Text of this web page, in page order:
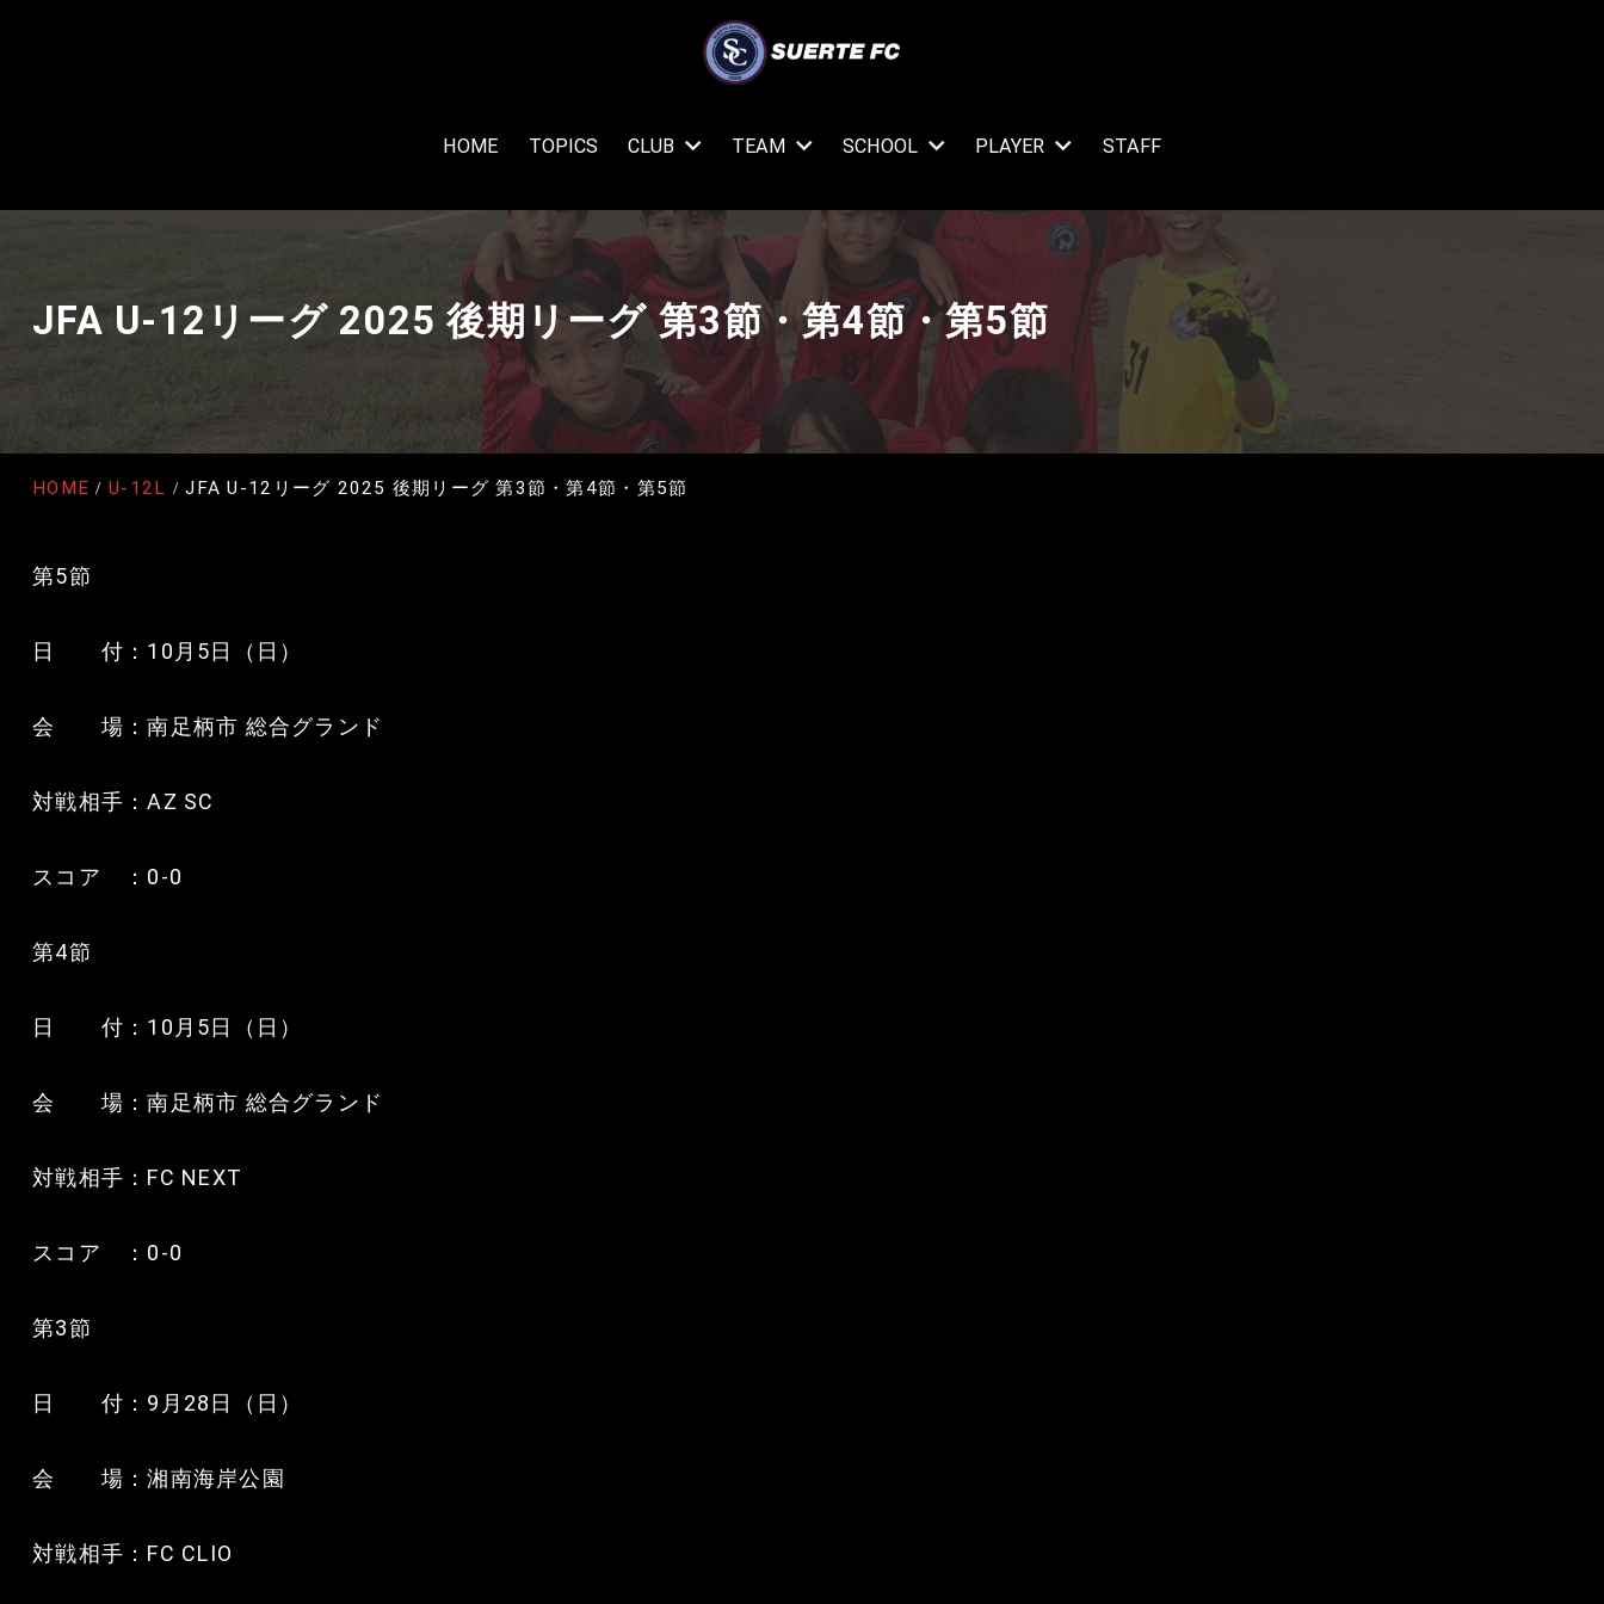
HOME TOPICS CLUB TEAM SCHOOL PLAYER STAFF
JFA U-12リーグ 2025 後期リーグ 第3節・第4節・第5節
HOME U-12L JFA U-12リーグ 2025 後期リーグ 第3節・第4節・第5節
第5節
日 付：10月5日（日）
会 場：南足柄市 総合グランド
対戦相手：AZ SC
スコア ：0-0
第4節
日 付：10月5日（日）
会 場：南足柄市 総合グランド
対戦相手：FC NEXT
スコア ：0-0
第3節
日 付：9月28日（日）
会 場：湘南海岸公園
対戦相手：FC CLIO